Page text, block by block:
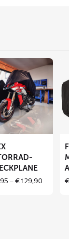
– €129,90Price
€